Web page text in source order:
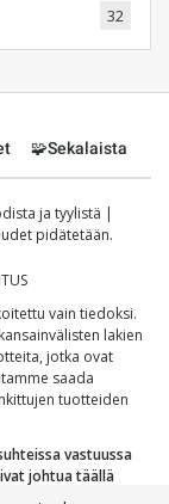
32
🧩Sekalaista
ja tyylistä |
pidätetään.
vain tiedoksi.
lakien
jotka ovat
saada
tuotteiden
vastuussa
johtua täällä
vahvistat,